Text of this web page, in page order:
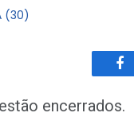
(30)
encerrados.